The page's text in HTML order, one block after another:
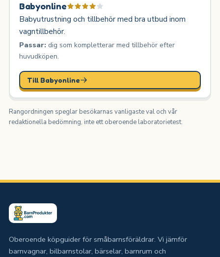
Babyonline
Babyutrustning och tillbehör med bra utbud inom
vagntillbehör.
Passar:dig som kompletterar med tillbehör efter
huvudköpen.
Till Babyonline
Rangordningen speglar besökarnas vanligaste val och vår
redaktionella bedömning, inte ett oberoende laboratorietest.
Oberoende köpguider för småbarnsföräldrar. Vi jämför
barnvagnar, bilbarnstolar, bärselar, barnrum och